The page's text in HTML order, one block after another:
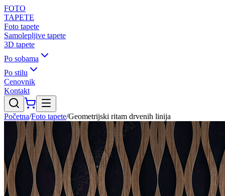
FOTO
TAPETE
Foto tapete
Samolepljive tapete
3D tapete
Po sobama
Po stilu
Cenovnik
Kontakt
Početna/Foto tapete/Geometrijski ritam drvenih linija